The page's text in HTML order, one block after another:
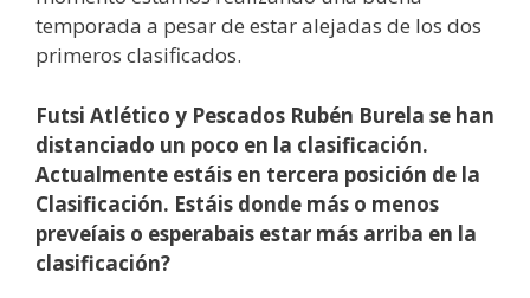
temporada a pesar de estar alejadas de los dos
primeros clasificados.
Futsi Atlético y Pescados Rubén Burela se han
distanciado un poco en la clasificación.
Actualmente estáis en tercera posición de la
Clasificación. Estáis donde más o menos
preveíais o esperabais estar más arriba en la
clasificación?